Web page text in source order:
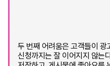
두 번째 어려움은 고객들이
신청까지는 잘 이어지지 않는